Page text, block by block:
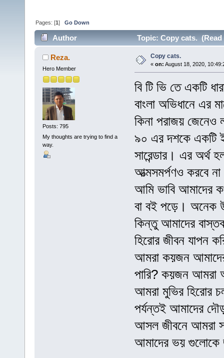
Pages: [1]Go Down
Author Topic: Copy cats. (Read
Reza.
Hero Member
Posts: 795
My thoughts are trying to find a
way.
Copy cats.
« on: August 18, 2020,
বি টি ভি তে একটি
বাংলা অভিধানে এর
কিনা পরাজয় জেনেও
৯০ এর দশকে একটি
সারেন্ডার। এর অর্থ
আত্মসমর্পণও করবে
আমি ভাবি আমাদের
বা বই পড়ে। অনেক
কিন্তু আমাদের
হিরোর জীবন যাপন
আমরা কয়জন
পারি? কয়জন আমরা
আমরা মুভির হিরোর
পর্যন্তই আমাদের
আসল জীবনে আমরা
আমাদের ভয় গুলোকে